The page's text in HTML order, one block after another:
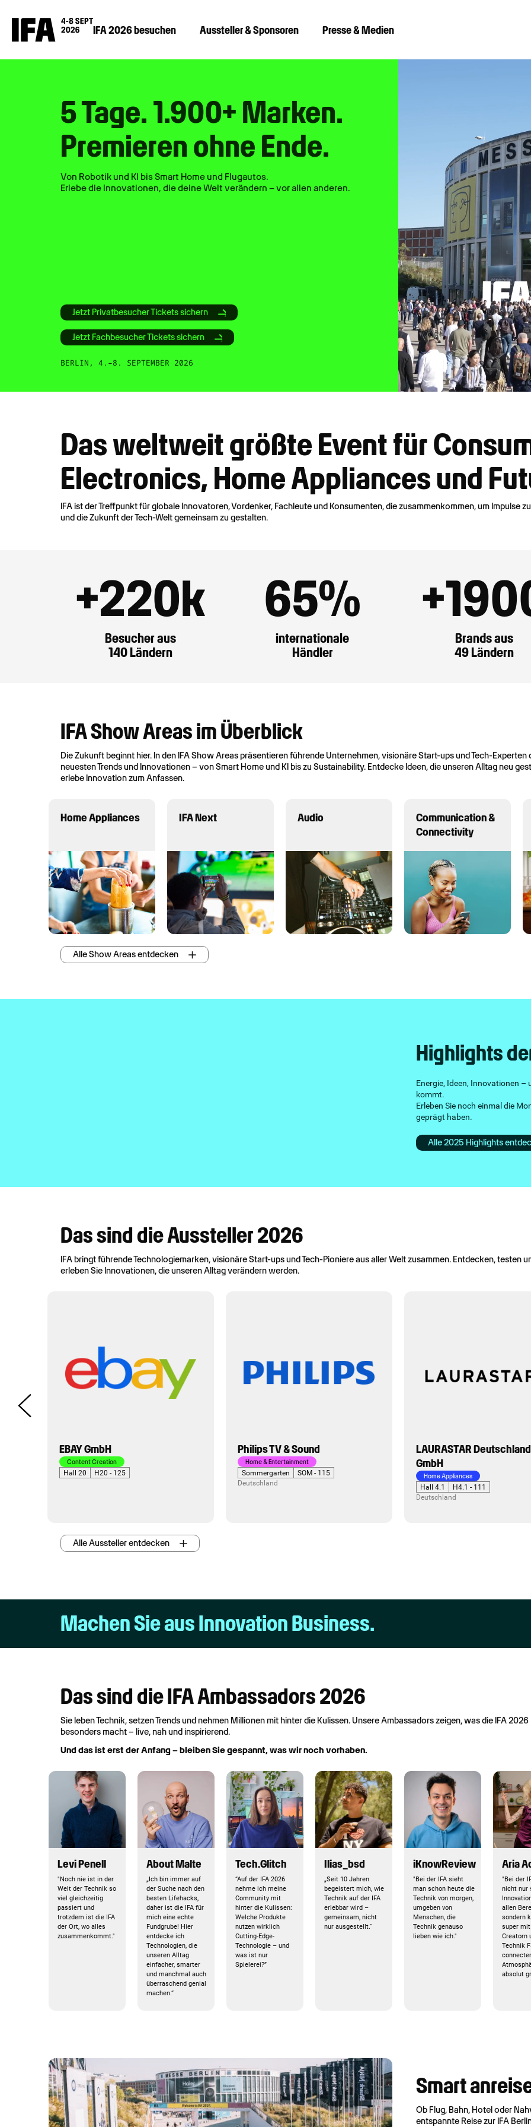
IFA 2026 besuchen Aussteller & Sponsoren Presse & Medien
5 Tage. 1.900+ Marken.
Premieren ohne Ende.
Von Robotik und KI bis Smart Home und Flugautos.
Erlebe die Innovationen, die deine Welt verändern – vor allen anderen.
Jetzt Privatbesucher Tickets sichern
Jetzt Fachbesucher Tickets sichern
BERLIN, 4.–8. SEPTEMBER 2026
Das weltweit größte Event für
Electronics, Home Appliances und
IFA ist der Treffpunkt für globale Innovatoren, Vordenker, Fachleute und Konsumenten, die zusammenkommen, um Impulse
und die Zukunft der Tech-Welt gemeinsam zu gestalten.
+220k
Besucher aus
140 Ländern
65%
internationale
Händler
+
Brands aus
49 Ländern
IFA Show Areas im Überblick
Die Zukunft beginnt hier. In den IFA Show Areas präsentieren führende Unternehmen, visionäre Start-ups und Tech-Experten
neuesten Trends und Innovationen – von Smart Home und KI bis zu Sustainability. Entdecke Ideen, die unseren Alltag neu
erlebe Innovation zum Anfassen.
Home Appliances IFA Next Audio
Communication &
Connectivity
Alle Show Areas entdecken
Highlights
Energie, Ideen, Innovationen
kommt.
Erleben Sie noch einmal die
geprägt haben.
Alle 2025 Highlights
Das sind die Aussteller 2026
IFA bringt führende Technologiemarken, visionäre Start-ups und Tech-Pioniere aus aller Welt zusammen. Entdecken, testen
erleben Sie Innovationen, die unseren Alltag verändern werden.
Philips TV & Sound
Home & Entertainment
Sommergarten
SOM - 115
LAURASTAR Deutschland
GmbH
Home Appliances
Hall 4.1
H4.1 - 111
Telering Marketing GmbH
KG
Smart Home
Hall 2.2
H2.2 - 160
Deutschland
Alle Aussteller entdecken
Machen Sie aus Innovation Business.
Das sind die IFA Ambassadors 2026
Sie leben Technik, setzen Trends und nehmen Millionen mit hinter die Kulissen. Unsere Ambassadors zeigen, was die IFA 2026
besonders macht – live, nah und inspirierend.
Und das ist erst der Anfang – bleiben Sie gespannt, was wir noch vorhaben.
Levi Penell
"Noch nie ist in der
Welt der Technik so
viel gleichzeitig
passiert und
trotzdem ist die IFA
der Ort, wo alles
zusammenkommt."
About Malte
„Ich bin immer auf
der Suche nach den
besten Lifehacks,
daher ist die IFA für
mich eine echte
Fundgrube! Hier
entdecke ich
Technologien, die
unseren Alltag
einfacher, smarter
und manchmal auch
überraschend genial
machen.“
Tech.Glitch
“Auf der IFA 2026
nehme ich meine
Community mit
hinter die Kulissen:
Welche Produkte
nutzen wirklich
Cutting-Edge-
Technologie – und
was ist nur
Spielerei?”
Ilias_bsd
„Seit 10 Jahren
begeistert mich, wie
Technik auf der IFA
erlebbar wird –
gemeinsam, nicht
nur ausgestellt.“
iKnowReview
"Bei der IFA sieht
man schon heute die
Technik von morgen,
umgeben von
Menschen, die
Technik genauso
lieben wie ich."
Aria
"Bei der
nicht nur
allen
sondern
super
Creatorn
Technik
absolut
Smart
Ob Flug, Bahn, Hotel oder
entspannte Reise zur IFA